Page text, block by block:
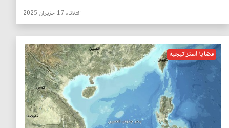
الثلاثاء 17 حزيران 2025
قضايا استراتيجية